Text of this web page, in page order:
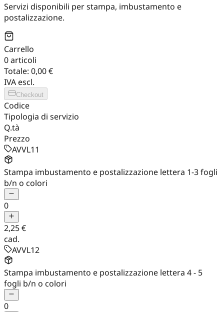
Servizi disponibili per stampa, imbustamento e
postalizzazione.
Carrello
0articoli
Totale: 0,00 €
IVA escl.
Checkout
Codice
Tipologia di servizio
Q.tà
Prezzo
AVVL11
Stampa imbustamento e postalizzazione lettera 1-3 fogli
b/n o colori
0
2,25 €
cad.
AVVL12
Stampa imbustamento e postalizzazione lettera 4 - 5
fogli b/n o colori
0